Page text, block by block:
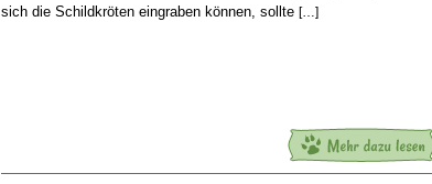
sich die Schildkröten eingraben können, sollte […]